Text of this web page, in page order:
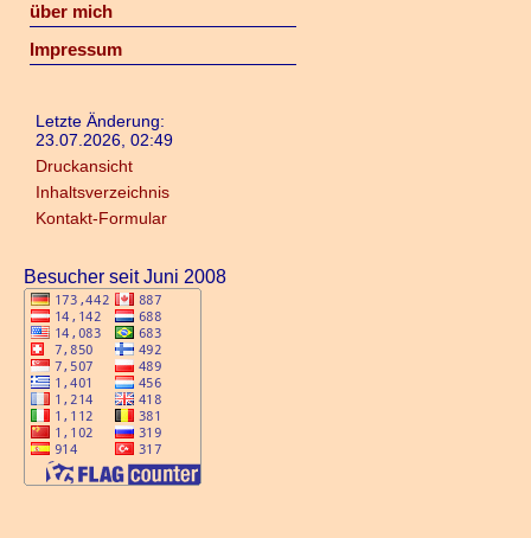
über mich
Impressum
Letzte Änderung:
23.07.2026, 02:49
Druckansicht
Inhaltsverzeichnis
Kontakt-Formular
Besucher seit Juni 2008